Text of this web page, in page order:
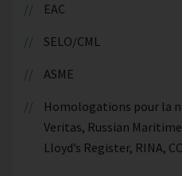
EAC
SELO/CML
ASME
Homologations pour la
Veritas, Russian
Lloyd’s Register, RINA,